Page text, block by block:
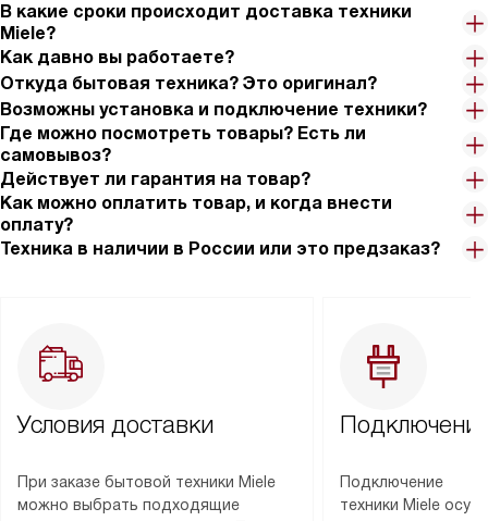
В какие сроки происходит доставка техники
Miele?
Как давно вы работаете?
Откуда бытовая техника? Это оригинал?
Возможны установка и подключение техники?
Где можно посмотреть товары? Есть ли
самовывоз?
Действует ли гарантия на товар?
Как можно оплатить товар, и когда внести
оплату?
Техника в наличии в России или это предзаказ?
Условия доставки
При заказе бытовой техники Miele
можно выбрать подходящие
Подключение
техники Miele